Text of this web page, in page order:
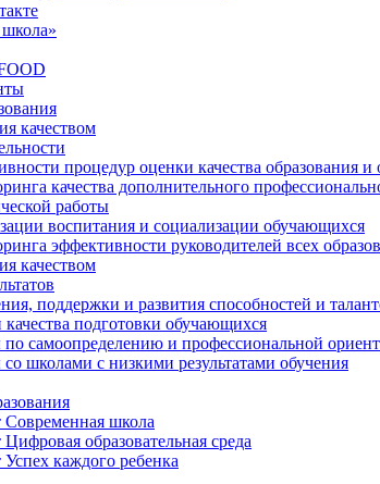
качеством
процедур оценки качества образования
качества дополнительного
работы
воспитания и социализации обучающихся
эффективности руководителей всех
качеством
поддержки и развития способностей и
подготовки обучающихся
по самоопределению и профессиональной
школами с низкими результатами обучения
школа
образовательная среда
каждого ребенка